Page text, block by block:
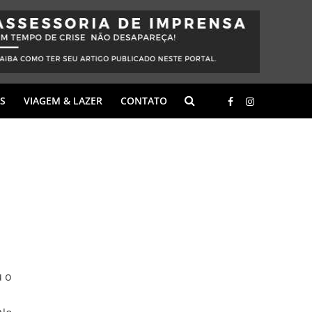
VIAGEM & LAZER CONTATO
o